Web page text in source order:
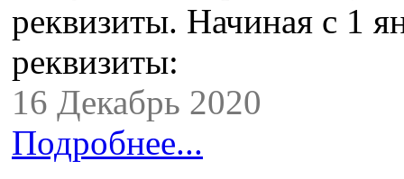
реквизиты. Начиная с 1
реквизиты:
16 Декабрь 2020
Подробнее...